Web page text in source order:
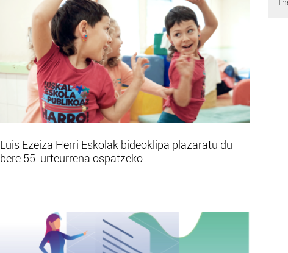
Luis Ezeiza Herri Eskolak bideoklipa plazaratu du
bere 55. urteurrena ospatzeko